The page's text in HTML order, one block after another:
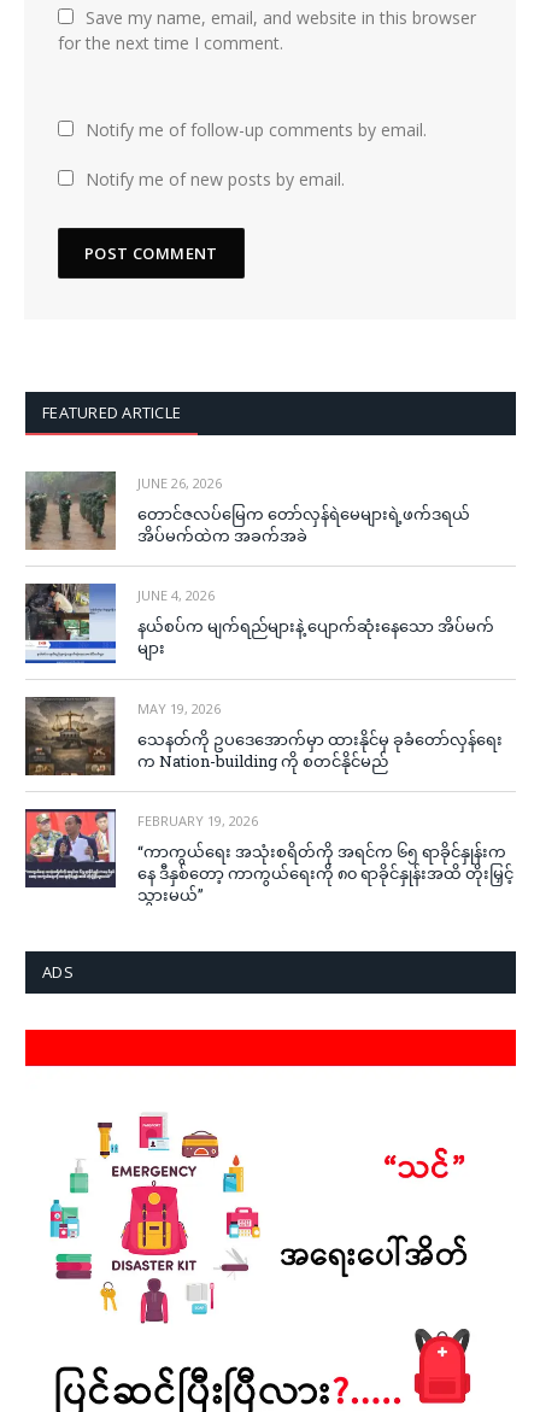
Save my name, email, and website in this browser
for the next time I comment.
Notify me of follow-up comments by email.
Notify me of new posts by email.
FEATURED ARTICLE
JUNE 26, 2026
တောင်ဇလပ်မြေက တော်လှန်ရဲမေများရဲ့ဖက်ဒရယ်
အိပ်မက်ထဲက အခက်အခဲ
JUNE 4, 2026
နယ်စပ်က မျက်ရည်များနဲ့ ပျောက်ဆုံးနေသော အိပ်မက်
များ
MAY 19, 2026
သေနတ်ကို ဥပဒေအောက်မှာ ထားနိုင်မှ ခုခံတော်လှန်ရေး
က Nation-building ကို စတင်နိုင်မည်
FEBRUARY 19, 2026
“ကာကွယ်ရေး အသုံးစရိတ်ကို အရင်က ၆၅ ရာခိုင်နှုန်းက
နေ ဒီနှစ်တော့ ကာကွယ်ရေးကို ၈၀ ရာခိုင်နှုန်းအထိ တိုးမြှင့်
သွားမယ်”
ADS